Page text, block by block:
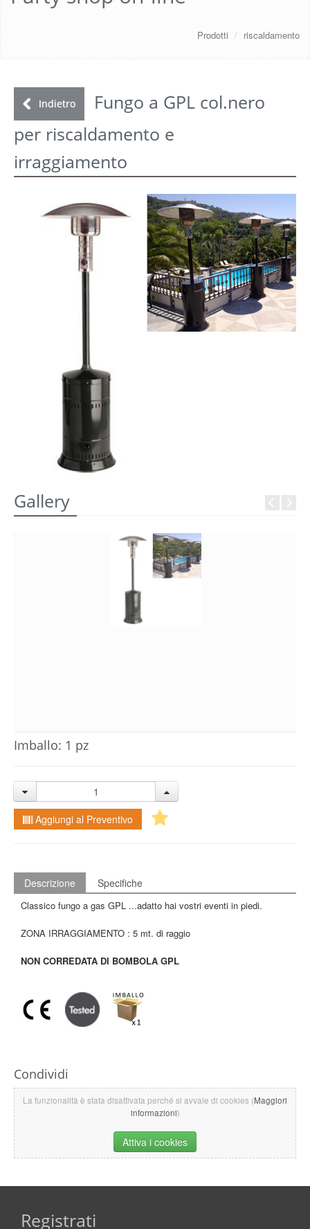
GALLERY
NEWS
CONTATTI
Prodotti / riscaldamento
Indietro
Fungo a GPL col.nero
per riscaldamento e
irraggiamento
Gallery
Imballo: 1 pz
Aggiungi al Preventivo
Descrizione Specifiche
Classico fungo a gas GPL ...adatto hai vostri eventi in piedi.
ZONA IRRAGGIAMENTO : 5 mt. di raggio
NON CORREDATA DI BOMBOLA GPL
Condividi
La funzionalità è stata disattivata perché si avvale di cookies (Maggiori
informazioni)
Attiva i cookies
Registrati